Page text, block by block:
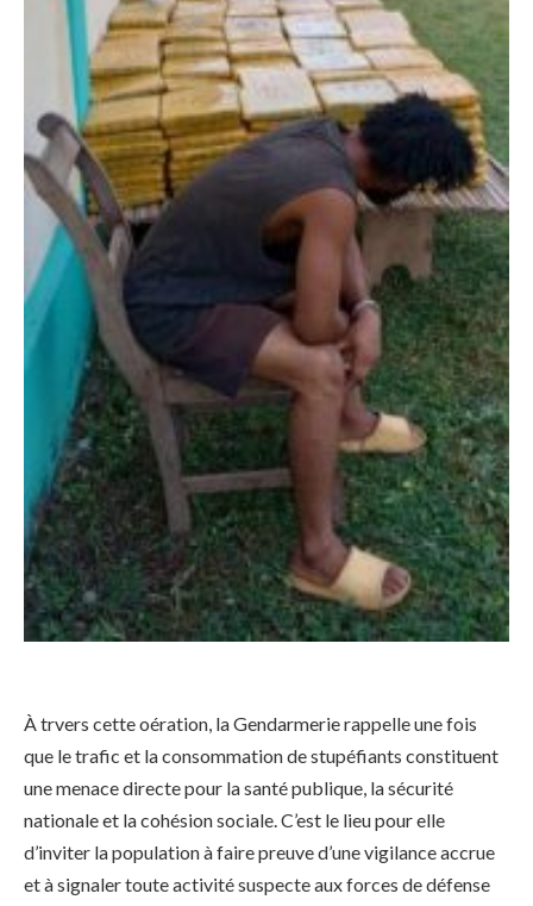
À trvers cette oération, la Gendarmerie rappelle une fois
que le trafic et la consommation de stupéfiants constituent
une menace directe pour la santé publique, la sécurité
nationale et la cohésion sociale. C’est le lieu pour elle
d’inviter la population à faire preuve d’une vigilance accrue
et à signaler toute activité suspecte aux forces de défense